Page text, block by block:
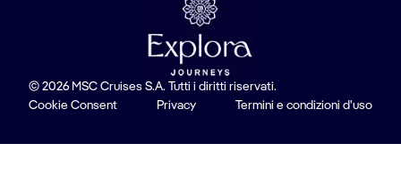
© 2026 MSC Cruises S.A. Tutti i diritti riservati.
Cookie Consent
Privacy Termini e condizioni d'uso